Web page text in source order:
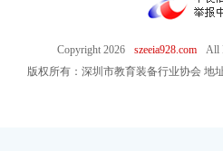
Copyright2026 szeeia928.com
All
版权所有：深圳市教育装备行业协会 地